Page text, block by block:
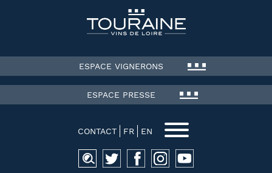
ESPACE VIGNERONS
ESPACE PRESSE
CONTACT FR EN
Recherche
pour :